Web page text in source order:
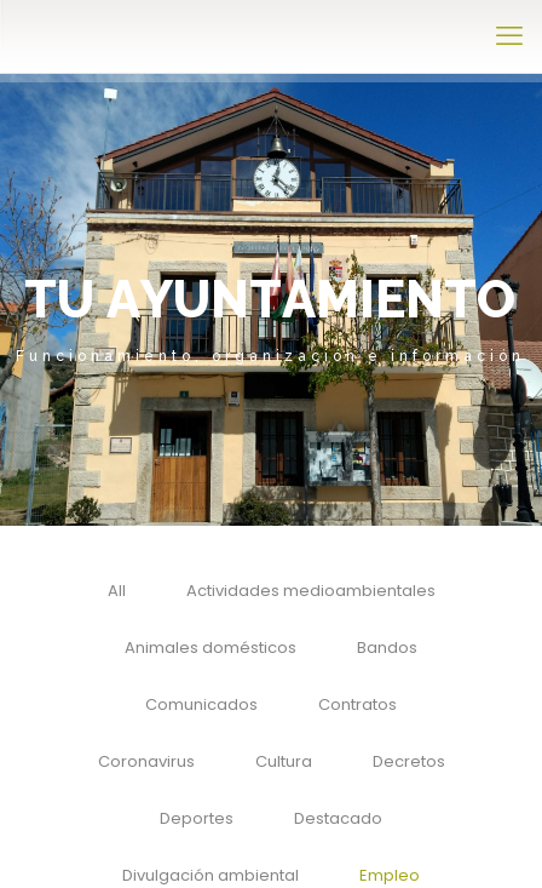
TU AYUNTAMIENTO
Funcionamiento, organización e información
All Actividades medioambientales
Animales domésticos Bandos
Comunicados Contratos
Coronavirus Cultura Decretos
Deportes Destacado
Divulgación ambiental Empleo